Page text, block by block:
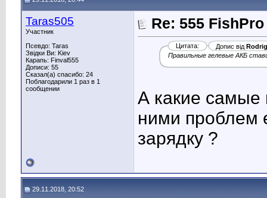
Taras505
Участник
Псевдо: Taras
Звідки Ви: Kiev
Карапь: Finval555
Дописи: 55
Сказал(а) спасибо: 24
Поблагодарили 1 раз в 1
сообщении
Re: 555 FishPro
Цитата: Допис від
Правильные гелевые АКБ
А какие самые
ними проблем
зарядку ?
29.11.2018, 20:52